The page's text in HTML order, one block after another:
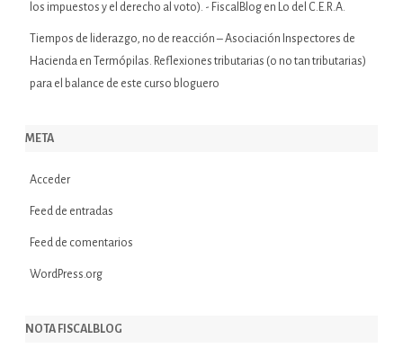
los impuestos y el derecho al voto). - FiscalBlog en Lo del C.E.R.A.
Tiempos de liderazgo, no de reacción – Asociación Inspectores de
Hacienda en
Termópilas. Reflexiones tributarias (o no tan tributarias)
para el balance de este curso bloguero
META
Acceder
Feed de entradas
Feed de comentarios
WordPress.org
NOTA FISCALBLOG